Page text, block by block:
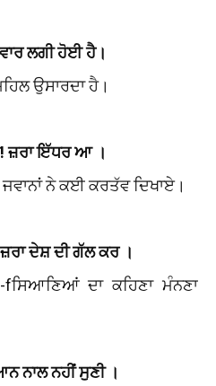
ਲਗੀ ਹੋਈ ਹੈ।
ਉਸਾਰਦਾ ਹੈ।
ਜ਼ਰਾ ਇੱਧਰ ਆ ।
ਜਵਾਨਾਂ ਨੇ ਕਈ ਕਰਤੱਵ ਦਿਖਾਏ।
ਦੇਸ਼ ਦੀ ਗੱਲ ਕਰ ।
ਦਾ ਕਹਿਣਾ ਮੰਨਣਾ
ਨਾਲ ਨਹੀਂ ਸੁਣੀ ।